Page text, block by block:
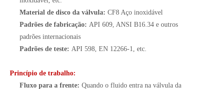
Material de disco da válvula: CF8 Aço inoxidável
Padrões de fabricação: API 609, ANSI B16.34 e outros
padrões internacionais
Padrões de teste: API 598, EN 12266-1, etc.
Princípio de trabalho:
Fluxo para a frente: Quando o fluido entra na válvula da